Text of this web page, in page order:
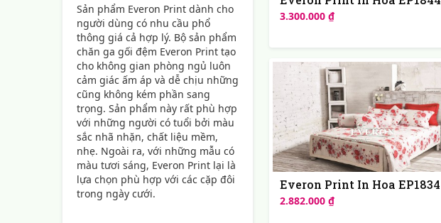
3.300.000 ₫
Everon Print In Hoa EP1834
2.882.000 ₫
Sản phẩm Everon Print dành cho
người dùng có nhu cầu phổ
thông giá cả hợp lý. Bộ sản phẩm
chăn ga gối đệm Everon Print tạo
cho không gian phòng ngủ luôn
cảm giác ấm áp và dễ chịu những
cũng không kém phần sang
trọng. Sản phẩm này rất phù hợp
với những người có tuổi bởi màu
sắc nhã nhặn, chất liệu mềm,
nhẹ. Ngoài ra, với những mẫu có
màu tươi sáng, Everon Print lại là
lựa chọn phù hợp với các cặp đôi
trong ngày cưới.